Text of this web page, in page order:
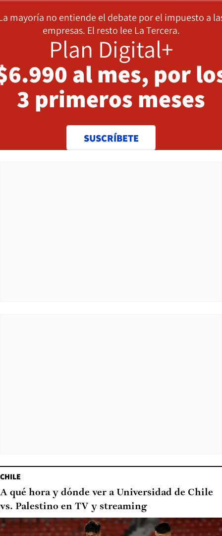
mayoría no entiende el debate por el impuesto a
empresas. El resto lee La Tercera.
Plan Digital+
al mes, por
3 primeros meses
SUSCRÍBETE
CHILE
A qué hora y dónde ver a Universidad de Chile
vs. Palestino en TV y streaming